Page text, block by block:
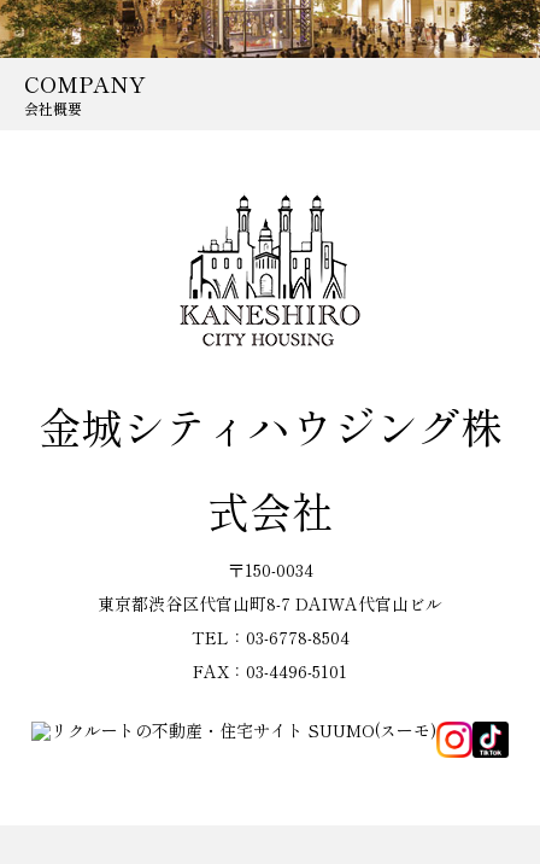
COMPANY
会社概要
金城シティハウジング株
式会社
〒150-0034
東京都渋谷区代官山町8-7 DAIWA代官山ビル
TEL：03-6778-8504
FAX：03-4496-5101